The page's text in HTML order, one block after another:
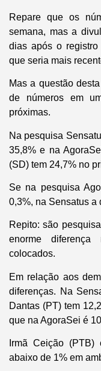
Repare que os
semana, mas a
dias após o
que seria mais
Mas a questão
de números em
próximas.
Na pesquisa
35,8% e na
(SD) tem 24,7% no
Se na pesquisa
0,3%, na Sensatus a
Repito: são
enorme
colocados.
Em relação aos
diferenças. Na
Dantas (PT) tem
que na AgoraSei é
Irmã Ceição (PTB)
abaixo de 1% em